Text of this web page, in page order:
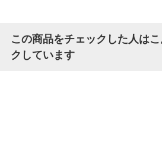
この商品をチェックした人は
クしています